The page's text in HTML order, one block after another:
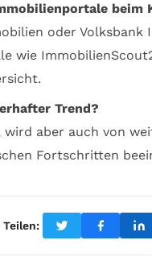
beim
oder
wie
Trend?
aber auch von
Fortschritten
Teilen: